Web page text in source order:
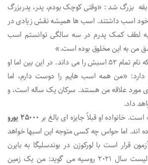
بزرگ شد : «وقتی کوچک بودم، پدر، پدربزرگ
خود اسب داشتند. اسب ها همیشه نقش زیادی در
به لطف کمک پدرم در سه سالگی توانستم اسب
من به این مخلوق بوده است.»
آزمون اطمینان می دهد که نام تمام 52 اسبش را می داند. در این بین اما او
«من همه اسب هایم را دوست دارم، اما
علاقه من هستند. سرکان یک ساله است، و
داد.
خانواده او قبلاً جایزه ای بالغ بر25000 یورو
اند. اما حواس چه کسی متوجه این اسبها خواهد
قرار است با لورکوزن در بوندسلیگا به بایرن
قهرمان حمله کند؟ فوتبالیست سال 2021 روسیه می گوید: من یک زمین